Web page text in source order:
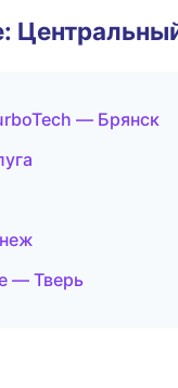
— Брянск
— Тверь